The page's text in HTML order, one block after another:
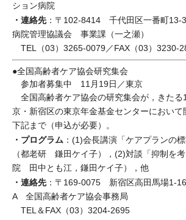
ション病院
・連絡先：〒102-8414 千代田区一番町
病院管理協議会 事業課（一之瀬）
TEL（03）3265-0079／FAX（03）3230-
●全国高齢者ケア協会研究集会
参加者募集中 11月19日／東京
全国高齢者ケア協会の研究集会が，きたる
京・新宿区の東京年金基金センターにおいて
下記まで（申込が必要）。
・プログラム ：(1)会長講演「ケアプランの標
（都老研 鎌田ケイ子），(2)対談「抑制を
院 田中とも江，鎌田ケイ子），他
・連絡先：〒169-0075 新宿区高田馬場1-
A 全国高齢者ケア協会事務局
TEL＆FAX（03）3204-2695